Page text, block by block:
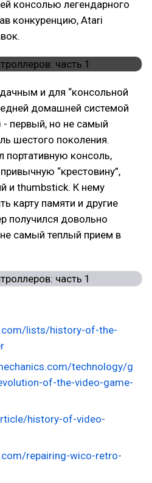
консолью легендарного
конкуренцию, Atari
и для “консольной
домашней системой
первый, но не самый
шестого поколения.
портативную консоль,
“крестовину”,
и thumbstick. К нему
карту памяти и другие
получился довольно
самый теплый прием в
lists/history-of-the-
technology/g
of-the-video-game-
history-of-video-
repairing-wico-retro-